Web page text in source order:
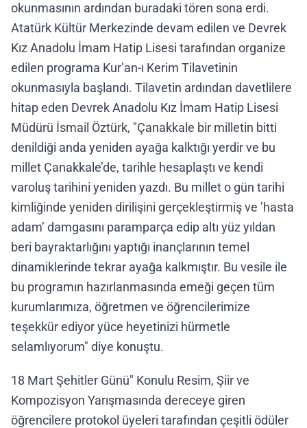
okunmasının ardından buradaki tören sona erdi.
Atatürk Kültür Merkezinde devam edilen ve Devrek
Kız Anadolu İmam Hatip Lisesi tarafından organize
edilen programa Kur’an-ı Kerim Tilavetinin
okunmasıyla başlandı. Tilavetin ardından davetlilere
hitap eden Devrek Anadolu Kız İmam Hatip Lisesi
Müdürü İsmail Öztürk, "Çanakkale bir milletin bitti
denildiği anda yeniden ayağa kalktığı yerdir ve bu
millet Çanakkale’de, tarihle hesaplaştı ve kendi
varoluş tarihini yeniden yazdı. Bu millet o gün tarihi
kimliğinde yeniden dirilişini gerçekleştirmiş ve ’hasta
adam’ damgasını paramparça edip altı yüz yıldan
beri bayraktarlığını yaptığı inançlarının temel
dinamiklerinde tekrar ayağa kalkmıştır. Bu vesile ile
bu programın hazırlanmasında emeği geçen tüm
kurumlarımıza, öğretmen ve öğrencilerimize
teşekkür ediyor yüce heyetinizi hürmetle
selamlıyorum" diye konuştu.
18 Mart Şehitler Günü" Konulu Resim, Şiir ve
Kompozisyon Yarışmasında dereceye giren
öğrencilere protokol üyeleri tarafından çeşitli ödüler